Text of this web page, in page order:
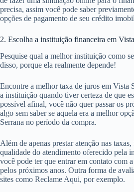
precisa, assim você pode saber
opções de pagamento de seu crédito
2. Escolha a instituição financeira em
Pesquise qual a melhor instituição como
disso, porque ela realmente depende!
Encontre a melhor taxa de juros em Vista
a instituição quando tiver certeza de que
possível afinal, você não quer passar os
algo sem saber se aquela era a melhor
Serrana no período da compra.
Além de apenas prestar atenção nas
qualidade do atendimento oferecido pela
você pode ter que entrar em contato com
pelos próximos anos. Outra forma de
sites como Reclame Aqui, por exemplo.